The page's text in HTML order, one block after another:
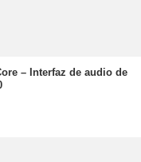
– Interfaz de audio de